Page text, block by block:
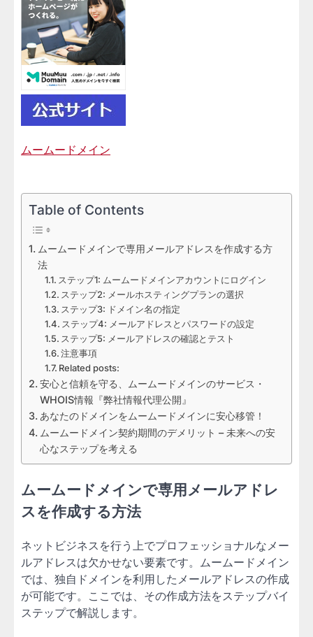
ムームードメイン
Table of Contents
ムームードメインで専用メールアドレスを作成する方
法
ステップ1: ムームードメインアカウントにログイン
ステップ2: メールホスティングプランの選択
ステップ3: ドメイン名の指定
ステップ4: メールアドレスとパスワードの設定
ステップ5: メールアドレスの確認とテスト
注意事項
Related posts:
安心と信頼を守る、ムームードメインのサービス・
WHOIS情報『弊社情報代理公開』
あなたのドメインをムームードメインに安心移管！
ムームードメイン契約期間のデメリット – 未来への安
心なステップを考える
ムームードメインで専用メールアドレ
スを作成する方法
ネットビジネスを行う上でプロフェッショナルなメー
ルアドレスは欠かせない要素です。ムームードメイン
では、独自ドメインを利用したメールアドレスの作成
が可能です。ここでは、その作成方法をステップバイ
ステップで解説します。